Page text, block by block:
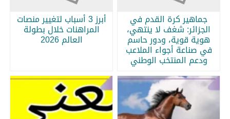
جماهير كرة القدم في
الجزائر: شغف لا ينتهي،
هوية قوية، ودور حاسم
في صناعة أجواء الملاعب
ودعم المنتخب الوطني
أبرز 3 أسباب لتغيير منصات
المراهنات خلال بطولة
العالم 2026